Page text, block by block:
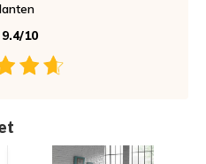
9.4/10